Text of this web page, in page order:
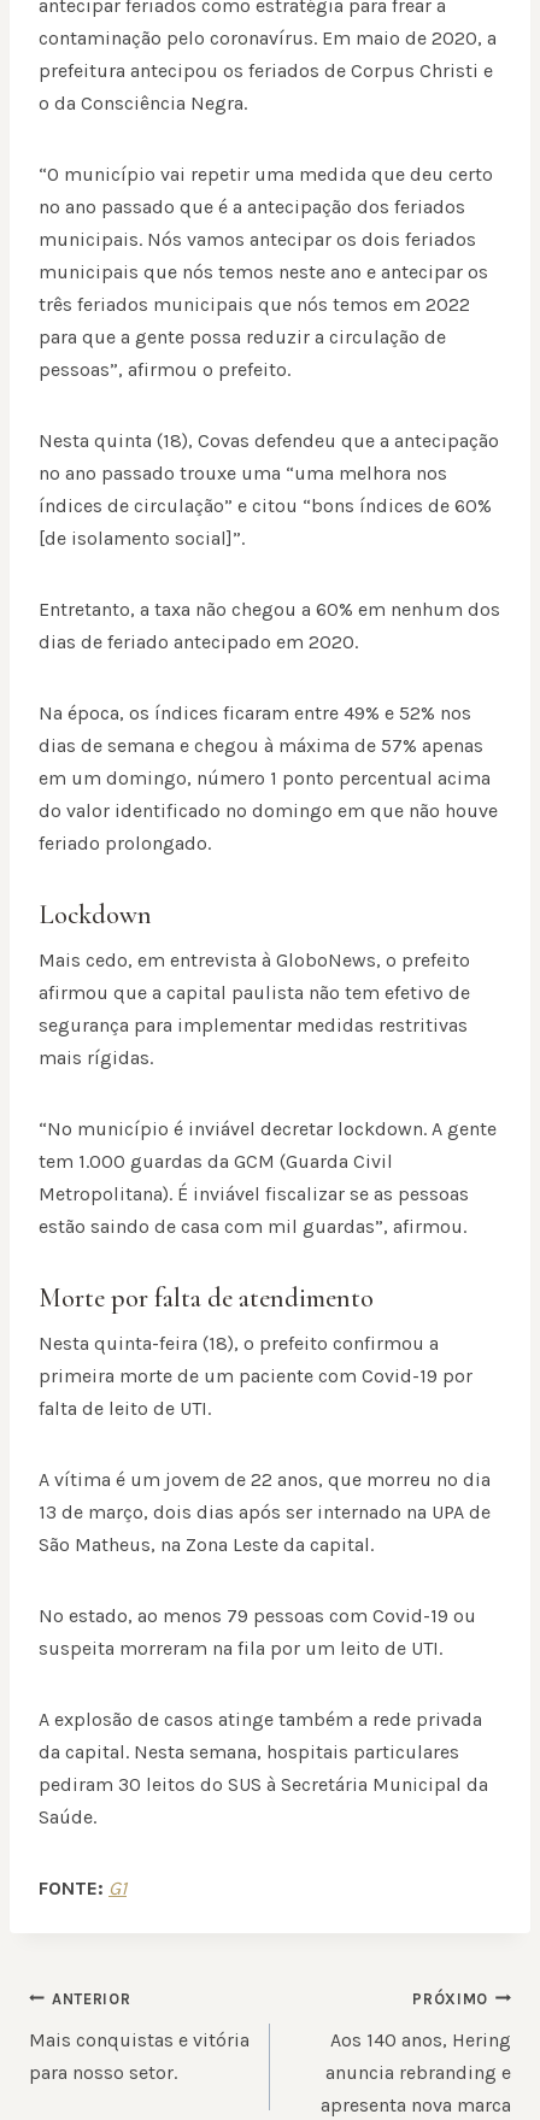
antecipar feriados como estratégia para frear a
contaminação pelo coronavírus. Em maio de 2020, a
prefeitura antecipou os feriados de Corpus Christi e
o da Consciência Negra.
“O município vai repetir uma medida que deu certo
no ano passado que é a antecipação dos feriados
municipais. Nós vamos antecipar os dois feriados
municipais que nós temos neste ano e antecipar os
três feriados municipais que nós temos em 2022
para que a gente possa reduzir a circulação de
pessoas”, afirmou o prefeito.
Nesta quinta (18), Covas defendeu que a antecipação
no ano passado trouxe uma “uma melhora nos
índices de circulação” e citou “bons índices de 60%
[de isolamento social]”.
Entretanto, a taxa não chegou a 60% em nenhum dos
dias de feriado antecipado em 2020.
Na época, os índices ficaram entre 49% e 52% nos
dias de semana e chegou à máxima de 57% apenas
em um domingo, número 1 ponto percentual acima
do valor identificado no domingo em que não houve
feriado prolongado.
Lockdown
Mais cedo, em entrevista à GloboNews, o prefeito
afirmou que a capital paulista não tem efetivo de
segurança para implementar medidas restritivas
mais rígidas.
“No município é inviável decretar lockdown. A gente
tem 1.000 guardas da GCM (Guarda Civil
Metropolitana). É inviável fiscalizar se as pessoas
estão saindo de casa com mil guardas”, afirmou.
Morte por falta de atendimento
Nesta quinta-feira (18), o prefeito confirmou a
primeira morte de um paciente com Covid-19 por
falta de leito de UTI.
A vítima é um jovem de 22 anos, que morreu no dia
13 de março, dois dias após ser internado na UPA de
São Matheus, na Zona Leste da capital.
No estado, ao menos 79 pessoas com Covid-19 ou
suspeita morreram na fila por um leito de UTI.
A explosão de casos atinge também a rede privada
da capital. Nesta semana, hospitais particulares
pediram 30 leitos do SUS à Secretária Municipal da
Saúde.
FONTE: G1
NAVEGAÇÃO
DE
POST
ANTERIOR
Mais conquistas e vitória
para nosso setor.
PRÓXIMO
Aos 140 anos, Hering
anuncia rebranding e
apresenta nova marca